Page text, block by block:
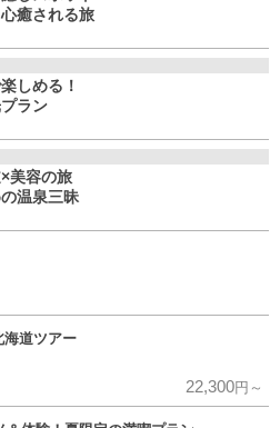
癒される旅
しめる！
ラン
×美容の旅
温泉三昧
道ツアー
22,300円～